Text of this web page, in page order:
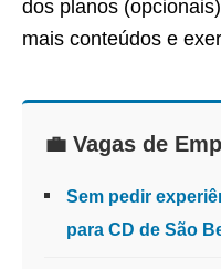
dos planos
mais conteúdos e
💼 Vagas de
Sem pedir
para CD de São